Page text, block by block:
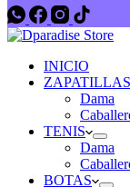
INICIO
ZAPATILLAS
Dama
TENIS
Dama
BOTAS